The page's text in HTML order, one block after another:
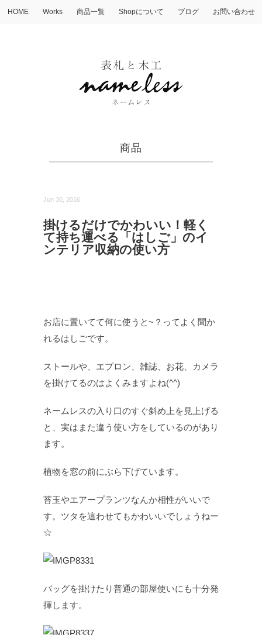
HOME Works 商品一覧 Shopについて ブログ お問い合わせ
商品
Jun 30, 2016
掛けるだけでかわいい！軽く
て持ち運べる「はしご」のイ
ンテリア収納の使い方
お店に置いてて何に使うと~？ってよく聞か
れるはしごです。
ストールや、エプロン、雑誌、お花、カメラ
を掛けてるのはよくみますよね(^^)
ネームレスの入り口のすぐ斜め上を見上げる
と、実はまた違う使い方をしているのがあり
ます。
植物を窓の前にぶら下げています。
苔玉やエアープランツなんか相性がいいで
す。ツタを這わせてもかわいいでしょうねー
☆
バッグを掛けたり普通の部屋使いにも十分発
揮します。